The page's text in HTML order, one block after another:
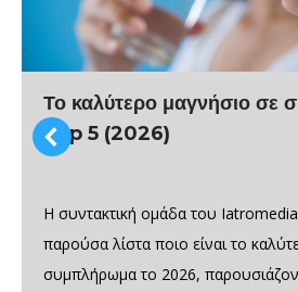
Το καλύτερο μαγνήσιο σε
Top 5 (2026)
Η συντακτική ομάδα του Iatromedia
παρούσα λίστα ποιο είναι το
συμπλήρωμα το 2026,